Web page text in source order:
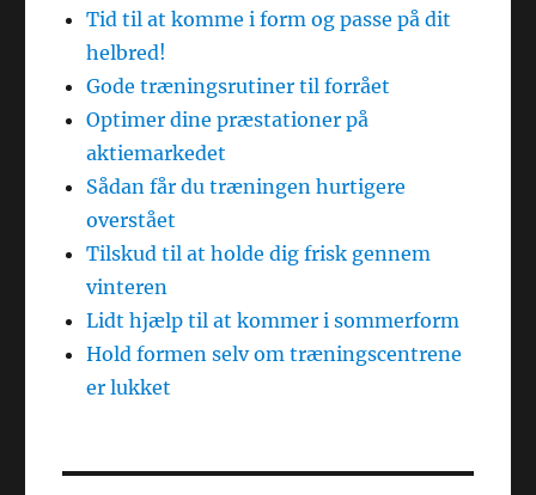
Tid til at komme i form og passe på dit
helbred!
Gode træningsrutiner til forrået
Optimer dine præstationer på
aktiemarkedet
Sådan får du træningen hurtigere
overstået
Tilskud til at holde dig frisk gennem
vinteren
Lidt hjælp til at kommer i sommerform
Hold formen selv om træningscentrene
er lukket